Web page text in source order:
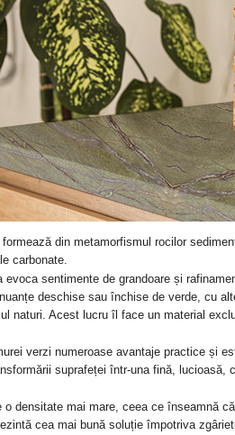
din metamorfismul rocilor
carbonate.
evoca sentimente de grandoare și
deschise sau închise de verde, cu
naturi. Acest lucru îl face un material
verzi numeroase avantaje practice și
suprafeței într-una fină,
o densitate mai mare, ceea ce înseamnă
cea mai bună soluție împotriva